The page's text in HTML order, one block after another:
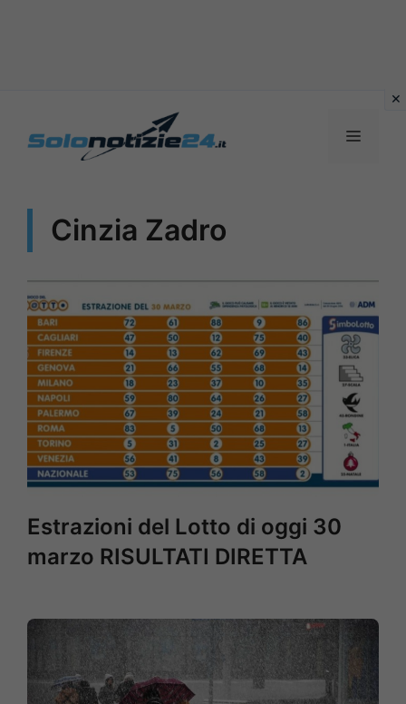
MENU
Cinzia Zadro
Estrazioni del Lotto di oggi 30
marzo RISULTATI DIRETTA